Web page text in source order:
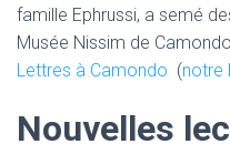
famille Ephrussi, a semé
Musée Nissim de
Lettres à Camondo (notre
Nouvelles